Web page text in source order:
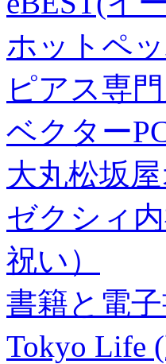
ホットペ
ピアス専
ベクター
大丸松坂
ゼクシィ
祝い）
書籍と電
Tokyo Life